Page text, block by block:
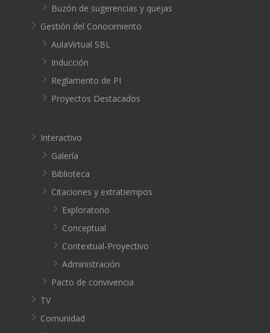
Buzón de sugerencias y quejas
Gestión del Conocimiento
AulaVirtual SBL
Inducción
Reglamento de PI
Proyectos Destacados
Interactivo
Galería
Biblioteca
Citaciones y extratiempos
Exploratorio
Conceptual
Contextual-Proyectivo
Administración
Pacto de convivencia
TV
Comunidad